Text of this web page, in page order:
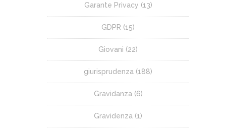
Garante Privacy (13)
GDPR (15)
Giovani (22)
giurisprudenza (188)
Gravidanza (6)
Gravidenza (1)